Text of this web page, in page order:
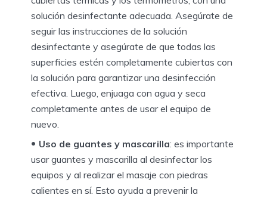
solución desinfectante adecuada. Asegúrate de
seguir las instrucciones de la solución
desinfectante y asegúrate de que todas las
superficies estén completamente cubiertas con
la solución para garantizar una desinfección
efectiva. Luego, enjuaga con agua y seca
completamente antes de usar el equipo de
nuevo.
Uso de guantes y mascarilla: es importante
usar guantes y mascarilla al desinfectar los
equipos y al realizar el masaje con piedras
calientes en sí. Esto ayuda a prevenir la